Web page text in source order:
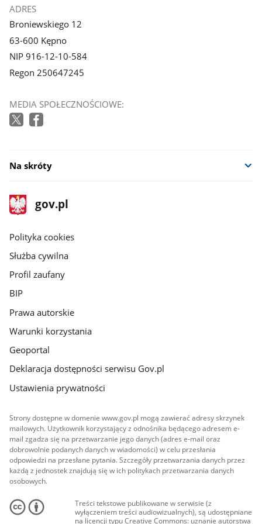
stopka
ADRES
Broniewskiego 12
63-600 Kępno
NIP 916-12-10-584
Regon 250647245
MEDIA SPOŁECZNOŚCIOWE:
Na skróty
stopka
gov.pl
Strona
gov.pl
gov.pl
Polityka cookies
Służba cywilna
Profil zaufany
BIP
Prawa autorskie
Warunki korzystania
Geoportal
Deklaracja dostępności serwisu Gov.pl
Ustawienia prywatności
Strony dostępne w domenie www.gov.pl mogą zawierać adresy skrzynek
mailowych. Użytkownik korzystający z odnośnika będącego adresem e-
mail zgadza się na przetwarzanie jego danych (adres e-mail oraz
dobrowolnie podanych danych w wiadomości) w celu przesłania
odpowiedzi na przesłane pytania. Szczegóły przetwarzania danych przez
każdą z jednostek znajdują się w ich politykach przetwarzania danych
osobowych.
Treści tekstowe publikowane w serwisie (z
wyłączeniem treści audiowizualnych), są udostępniane
na licencji typu Creative Commons: uznanie autorstwa